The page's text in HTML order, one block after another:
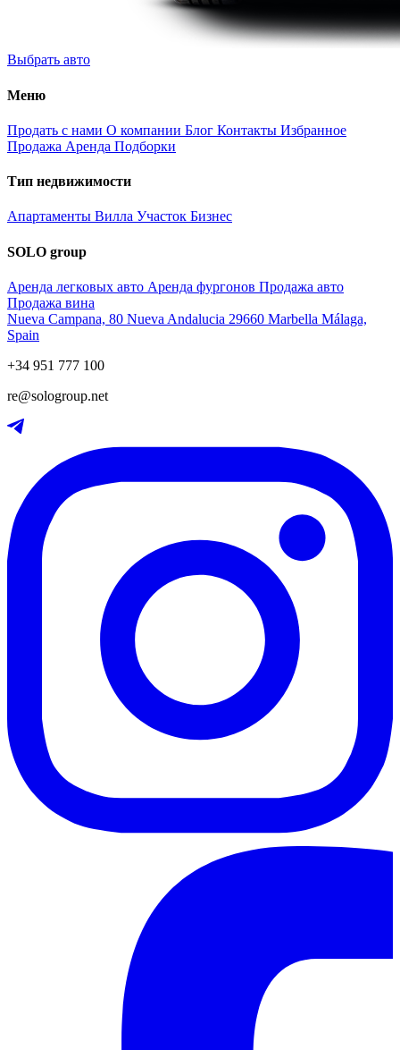
Выбрать авто
Меню
Продать с нами О компании Блог Контакты Избранное
Продажа Аренда Подборки
Тип недвижимости
Апартаменты Вилла Участок Бизнес
SOLO group
Аренда легковых авто Аренда фургонов Продажа авто
Продажа вина
Nueva Campana, 80 Nueva Andalucia 29660 Marbella Málaga,
Spain
+34 951 777 100
re@sologroup.net